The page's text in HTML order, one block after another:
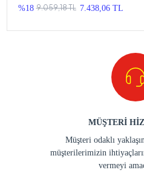
%18 9.059,18 TL 7.438,06 TL
MÜŞTERİ
Müşteri odaklı
müşterilerimizin
vermeyi